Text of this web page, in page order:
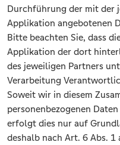
Durchführung der mit der
Applikation angebotenen
Bitte beachten Sie, dass
Applikation der dort
des jeweiligen Partners
Verarbeitung
Soweit wir in diesem
personenbezogenen
erfolgt dies nur auf
deshalb nach Art. 6 Abs. 1